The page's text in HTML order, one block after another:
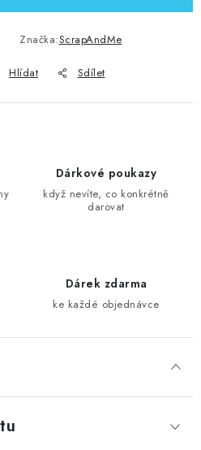
Značka:ScrapAndMe
Hlídat Sdílet
Dárkové poukazy
když nevíte, co konkrétně
darovat
Dárek zdarma
ke každé objednávce